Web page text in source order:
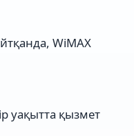
WiMAX
уақытта қызмет